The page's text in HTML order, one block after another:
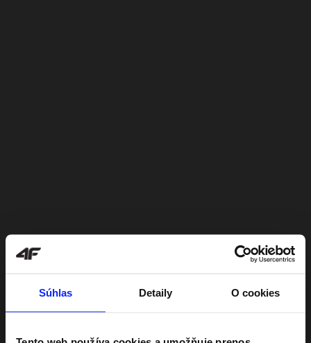
Súhlas Detaily O cookies